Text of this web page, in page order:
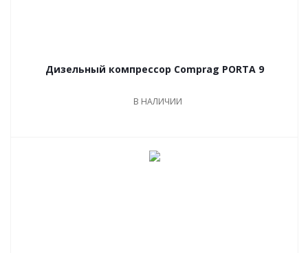
Дизельный компрессор Comprag PORTA 9
В НАЛИЧИИ